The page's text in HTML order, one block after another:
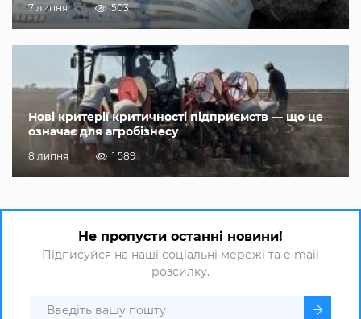
7 липня 503
Нові критерії критичності підприємств — що це
означає для агробізнесу
8 липня 1 589
Не пропусти останні новини!
Підписуйся на наші соціальні мережі та e-mail
розсилку.